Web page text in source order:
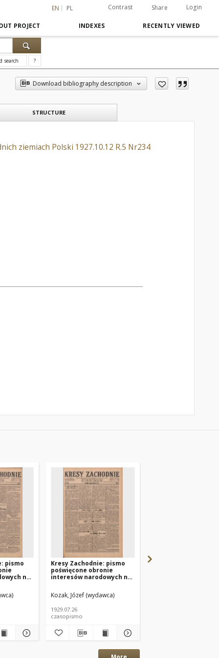
EN PL Contrast Share Login
PROJECT INDEXES RECENTLY VIEWED
search ?
Download bibliography description
STRUCTURE
ziemiach Polski 1927.10.12 R.5 Nr234
pismo
na
Nr167
Kresy Zachodnie: pismo
poświęcone obronie
interesów narodowych na
Polski 1929.07.26 R.7 Nr169
Kozak, Józef (wydawca)
1929.07.26
czasopismo